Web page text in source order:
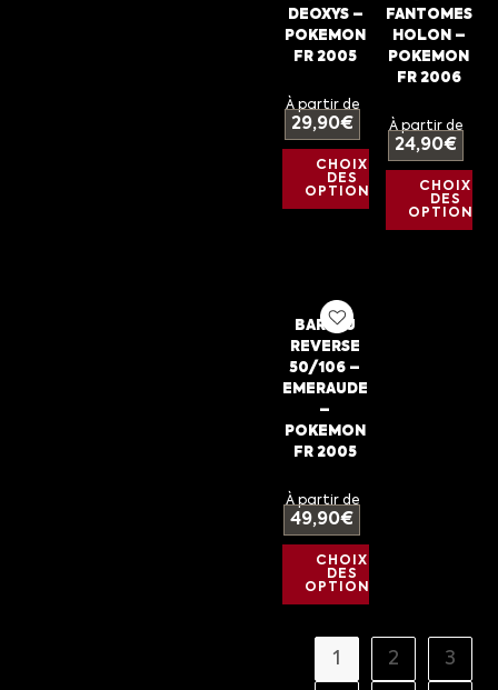
DEOXYS –
POKEMON
FR 2005
À partir de
29,90€
CHOIX
DES
OPTIONS
FANTOMES
HOLON –
POKEMON
FR 2006
À partir de
24,90€
CHOIX
DES
OPTIONS
BARPAU
REVERSE
50/106 –
EMERAUDE
–
POKEMON
FR 2005
À partir de
49,90€
CHOIX
DES
OPTIONS
1 2 3